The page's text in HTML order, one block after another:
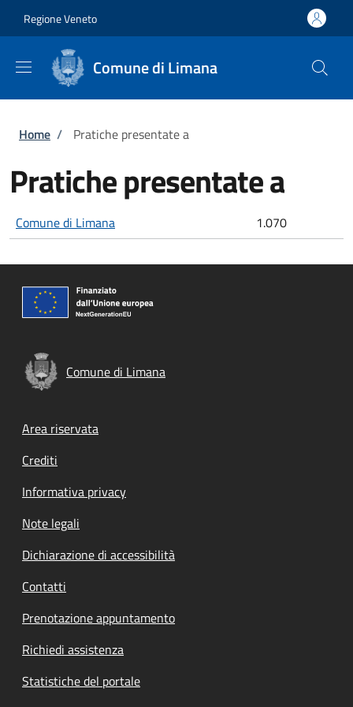
Regione Veneto
Comune di Limana
Briciole di pane
Home / Pratiche presentate a
Pratiche presentate a
Comune di Limana 1.070
Comune di Limana
Footer menu
Area riservata
Crediti
Informativa privacy
Note legali
Dichiarazione di accessibilità
Contatti
Prenotazione appuntamento
Richiedi assistenza
Statistiche del portale